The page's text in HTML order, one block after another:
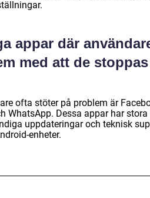
appar där
med att de
ofta stöter på problem är
WhatsApp. Dessa appar har stora
uppdateringar och teknisk
enheter.